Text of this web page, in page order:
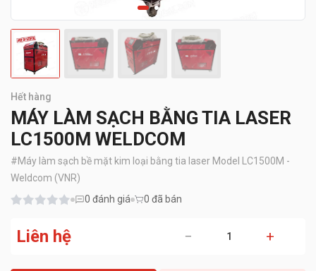
Hết hàng
MÁY LÀM SẠCH BẰNG TIA LASER
LC1500M WELDCOM
#Máy làm sạch bề mặt kim loại bằng tia laser Model LC1500M -
Weldcom (VNR)
0 đánh giá 0 đã bán
Liên hệ − +